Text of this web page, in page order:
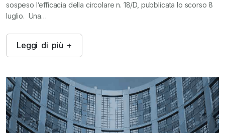
sospeso l’efficacia della circolare n. 18/D, pubblicata lo scorso 8
luglio. Una…
Leggi di più +